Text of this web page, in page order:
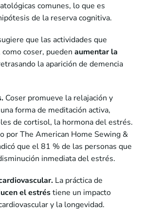
comunes, lo que es
de la reserva cognitiva.
que las actividades que
coser, pueden aumentar la
la aparición de demencia
Coser promueve la relajación y
forma de meditación activa,
de cortisol, la hormona del estrés.
por The American Home Sewing &
que el 81 % de las personas que
inmediata del estrés.
La práctica de
el estréstiene un impacto
y la longevidad.